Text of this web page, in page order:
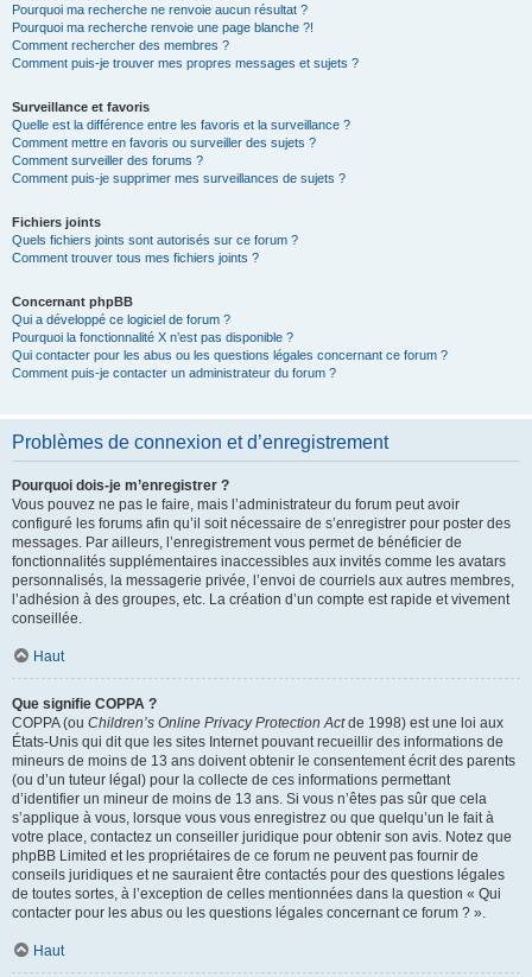
Pourquoi ma recherche ne renvoie aucun résultat ?
Pourquoi ma recherche renvoie une page blanche ?!
Comment rechercher des membres ?
Comment puis-je trouver mes propres messages et sujets ?
Surveillance et favoris
Quelle est la différence entre les favoris et la surveillance ?
Comment mettre en favoris ou surveiller des sujets ?
Comment surveiller des forums ?
Comment puis-je supprimer mes surveillances de sujets ?
Fichiers joints
Quels fichiers joints sont autorisés sur ce forum ?
Comment trouver tous mes fichiers joints ?
Concernant phpBB
Qui a développé ce logiciel de forum ?
Pourquoi la fonctionnalité X n’est pas disponible ?
Qui contacter pour les abus ou les questions légales concernant ce forum ?
Comment puis-je contacter un administrateur du forum ?
Problèmes de connexion et d’enregistrement
Pourquoi dois-je m’enregistrer ?
Vous pouvez ne pas le faire, mais l’administrateur du forum peut avoir
configuré les forums afin qu’il soit nécessaire de s’enregistrer pour poster des
messages. Par ailleurs, l’enregistrement vous permet de bénéficier de
fonctionnalités supplémentaires inaccessibles aux invités comme les avatars
personnalisés, la messagerie privée, l’envoi de courriels aux autres membres,
l’adhésion à des groupes, etc. La création d’un compte est rapide et vivement
conseillée.
Haut
Que signifie COPPA ?
COPPA (ou Children’s Online Privacy Protection Actde 1998) est une loi aux
États-Unis qui dit que les sites Internet pouvant recueillir des informations de
mineurs de moins de 13 ans doivent obtenir le consentement écrit des parents
(ou d’un tuteur légal) pour la collecte de ces informations permettant
d’identifier un mineur de moins de 13 ans. Si vous n’êtes pas sûr que cela
s’applique à vous, lorsque vous vous enregistrez ou que quelqu’un le fait à
votre place, contactez un conseiller juridique pour obtenir son avis. Notez que
phpBB Limited et les propriétaires de ce forum ne peuvent pas fournir de
conseils juridiques et ne sauraient être contactés pour des questions légales
de toutes sortes, à l’exception de celles mentionnées dans la question « Qui
contacter pour les abus ou les questions légales concernant ce forum ? ».
Haut